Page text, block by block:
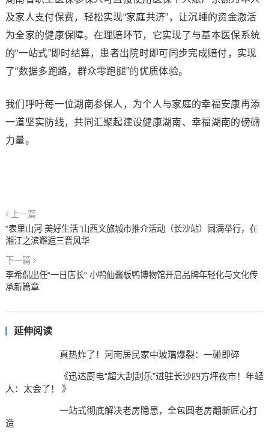
及家人支付保费，轻松实现“家庭共济”，让沉睡的资金激活
为全家的健康保障。在理赔环节，它实现了与基本医保系统
的“一站式”即时结算，患者出院时即可同步完成赔付，实现
了“数据多跑路，群众零跑腿”的优质体验。
我们呼吁每一位湖南参保人，为个人与家庭的幸福安康再添
一道坚实防线，共同汇聚起建设健康湖南、幸福湖南的磅礴
力量。
上一篇
“表里山河 美好生活”山西文旅城市推介活动（长沙站）圆满举行，在
湘江之滨邂逅三晋风华
下一篇
李希侃出任“一日店长” 小鸭仙酱板鸭博物馆开启品牌年轻化与文化传
承新篇章
延伸阅读
真热炸了！河南居民家中玻璃爆裂：一碰即碎
《迅达厨电“超大刮刮乐”进驻长沙四方坪夜市！年轻
人：太会了！ 》
一站式彻底解决老房隐患，全包圆老房翻新匠心打
造